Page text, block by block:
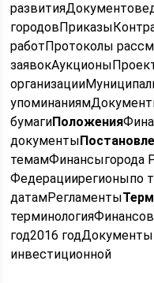
работПротоколы
бумагиПоложения
документы
темамФинансыгорода
Федерациирегионыпо
датамРегламенты
год2016
инвестиционной